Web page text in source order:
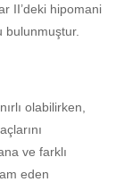
II’deki hipomani
olabilirken,
ve farklı
eden